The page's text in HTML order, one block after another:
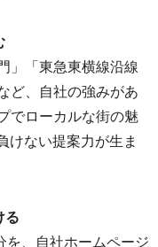
」「東急東横線沿線
ど、自社の強みがあ
でローカルな街の魅
けない提案力が生ま
る
を、自社ホームページ